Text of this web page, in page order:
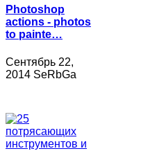
Photoshop
actions - photos
to painte…
Сентябрь 22,
2014 SeRbGa